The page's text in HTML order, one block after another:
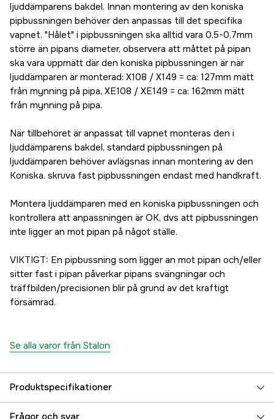
ljuddämparens bakdel. Innan montering av den koniska
pipbussningen behöver den anpassas till det specifika
vapnet. "Hålet" i pipbussningen ska alltid vara 0,5-0,7mm
större än pipans diameter, observera att måttet på pipan
ska vara uppmätt där den koniska pipbussningen är när
ljuddämparen är monterad: X108 / X149 = ca: 127mm mätt
från mynning på pipa, XE108 / XE149 = ca: 162mm mätt
från mynning på pipa.
När tillbehöret är anpassat till vapnet monteras den i
ljuddämparens bakdel, standard pipbussningen på
ljuddämparen behöver avlägsnas innan montering av den
Koniska. skruva fast pipbussningen endast med handkraft.
Montera ljuddämparen med en koniska pipbussningen och
kontrollera att anpassningen är OK, dvs att pipbussningen
inte ligger an mot pipan på något ställe.
VIKTIGT: En pipbussning som ligger an mot pipan och/eller
sitter fast i pipan påverkar pipans svängningar och
träffbilden/precisionen blir på grund av det kraftigt
försämrad.
Se alla varor från Stalon
Produktspecifikationer
Referensnummer 3000019489